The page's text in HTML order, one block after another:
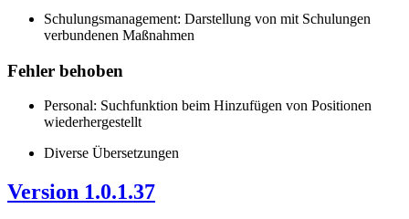
Schulungsmanagement: Darstellung von mit Schulungen
verbundenen Maßnahmen
Fehler behoben
Personal: Suchfunktion beim Hinzufügen von Positionen
wiederhergestellt
Diverse Übersetzungen
Version 1.0.1.37